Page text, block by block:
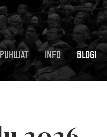
PUHUJAT INFO BLOGI